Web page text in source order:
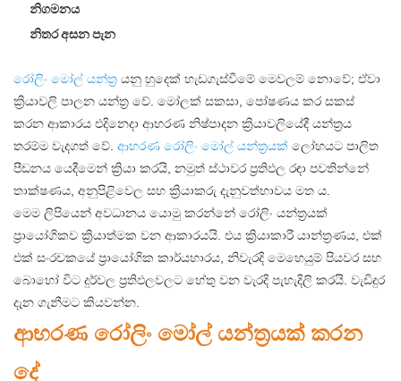
නිගමනය
නිතර අසන පැන
රෝලිං මෝල් යන්ත්‍ර යනු හුදෙක් හැඩගැස්වීමේ මෙවලම් නොවේ; ඒවා
ක්‍රියාවලි පාලන යන්ත්‍ර වේ. මෝලක් සකසා, පෝෂණය කර සකස්
කරන ආකාරය එදිනෙදා ආභරණ නිෂ්පාදන ක්‍රියාවලියේදී යන්ත්‍රය
තරම්ම වැදගත් වේ. ආභරණ රෝලිං මෝල් යන්ත්‍රයක් ලෝහයට පාලිත
පීඩනය යෙදීමෙන් ක්‍රියා කරයි, නමුත් ස්ථාවර ප්‍රතිඵල රඳා පවතින්නේ
තාක්ෂණය, අනුපිළිවෙල සහ ක්‍රියාකරු දැනුවත්භාවය මත ය.
මෙම ලිපියෙන් අවධානය යොමු කරන්නේ රෝලිං යන්ත්‍රයක්
ප්‍රායෝගිකව ක්‍රියාත්මක වන ආකාරයයි. එය ක්‍රියාකාරී යාන්ත්‍රණය, එක්
එක් සංරචකයේ ප්‍රායෝගික කාර්යභාරය, නිවැරදි මෙහෙයුම් පියවර සහ
බොහෝ විට දුර්වල ප්‍රතිඵලවලට හේතු වන වැරදි පැහැදිලි කරයි. වැඩිදුර
දැන ගැනීමට කියවන්න.
ආභරණ රෝලිං මෝල් යන්ත්‍රයක් කරන
දේ